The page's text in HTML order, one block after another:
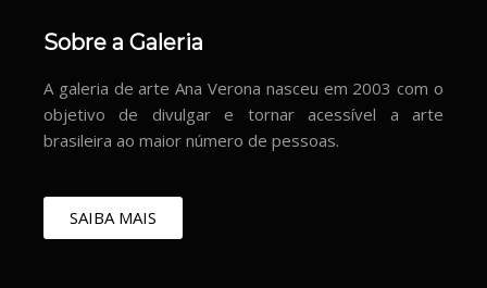
Sobre a Galeria
A galeria de arte Ana Verona nasceu em 2003 com o
objetivo de divulgar e tornar acessível a arte
brasileira ao maior número de pessoas.
SAIBA MAIS